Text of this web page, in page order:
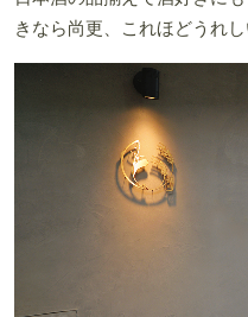
きなら尚更、これほどうれし